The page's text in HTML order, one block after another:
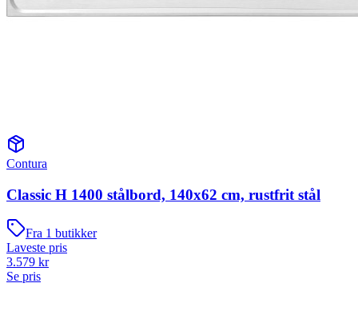
Contura
Classic H 1400 stålbord, 140x62 cm, rustfrit stål
Fra 1 butikker
Laveste pris
3.579 kr
Se pris